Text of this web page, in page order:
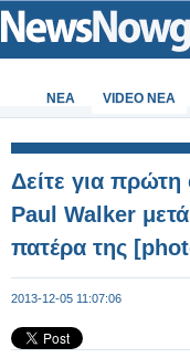
ΝΕΑ VIDEO NEA
Δείτε για
Paul Walker
πατέρα της
2013-12-05 11:07:06